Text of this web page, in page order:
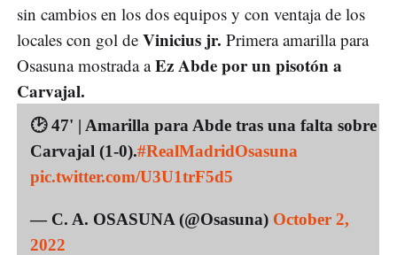
sin cambios en los dos equipos y con ventaja de los
locales con gol de Vinicius jr. Primera amarilla para
Osasuna mostrada aEz Abde por un pisotón a
Carvajal.
🕑 47' | Amarilla para Abde tras una falta sobre
Carvajal (1-0).#RealMadridOsasuna
pic.twitter.com/U3U1trF5d5
— C. A. OSASUNA (@Osasuna) October 2,
2022